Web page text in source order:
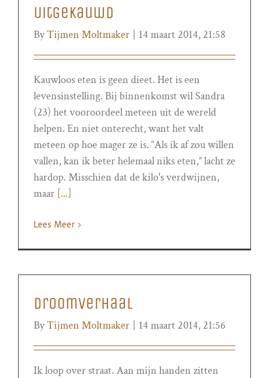
Uitgekauwd
ByTijmen Moltmaker 14 maart 2014, 21:58
Kauwloos eten is geen dieet. Het is een
levensinstelling. Bij binnenkomst wil Sandra
(23) het vooroordeel meteen uit de wereld
helpen. En niet onterecht, want het valt
meteen op hoe mager ze is. “Als ik af zou willen
vallen, kan ik beter helemaal niks eten,” lacht ze
hardop. Misschien dat de kilo's verdwijnen,
maar [...]
Lees Meer
Droomverhaal
ByTijmen Moltmaker 14 maart 2014, 21:56
Ik loop over straat. Aan mijn handen zitten